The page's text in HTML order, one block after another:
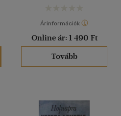
Árinformációk
Online ár: 1 490 Ft
Tovább